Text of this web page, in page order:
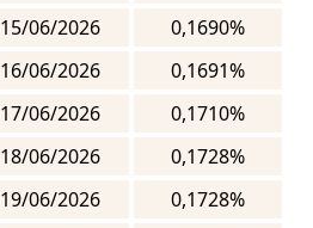
15/06/2026
0,1690%
16/06/2026
0,1691%
17/06/2026
0,1710%
18/06/2026
0,1728%
19/06/2026
0,1728%